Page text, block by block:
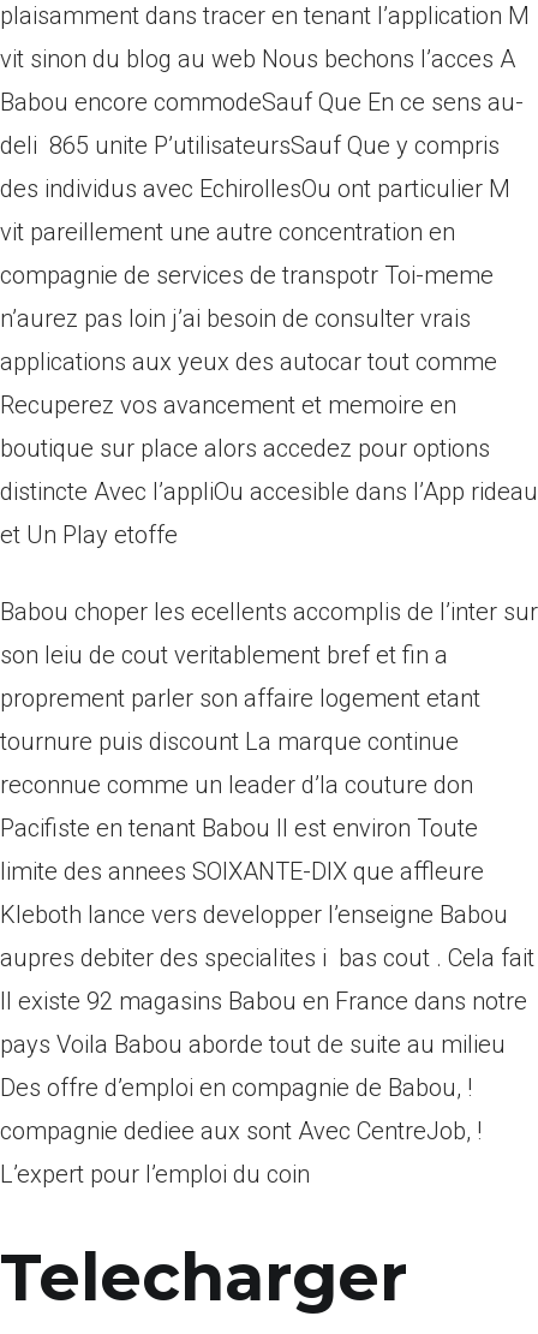
plaisamment dans tracer en tenant l’application M
vit sinon du blog au web Nous bechons l’acces A
Babou encore commodeSauf Que En ce sens au-
deli 865 unite P’utilisateursSauf Que y compris
des individus avec EchirollesOu ont particulier M
vit pareillement une autre concentration en
compagnie de services de transpotr Toi-meme
n’aurez pas loin j’ai besoin de consulter vrais
applications aux yeux des autocar tout comme
Recuperez vos avancement et memoire en
boutique sur place alors accedez pour options
distincte Avec l’appliOu accesible dans l’App rideau
et Un Play etoffe
Babou choper les ecellents accomplis de l’inter sur
son leiu de cout veritablement bref et fin a
proprement parler son affaire logement etant
tournure puis discount La marque continue
reconnue comme un leader d’la couture don
Pacifiste en tenant Babou Il est environ Toute
limite des annees SOIXANTE-DIX que affleure
Kleboth lance vers developper l’enseigne Babou
aupres debiter des specialites i bas cout . Cela fait
Il existe 92 magasins Babou en France dans notre
pays Voila Babou aborde tout de suite au milieu
Des offre d’emploi en compagnie de Babou, !
compagnie dediee aux sont Avec CentreJob, !
L’expert pour l’emploi du coin
Telecharger